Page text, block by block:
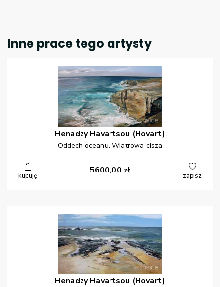
Inne prace tego artysty
Henadzy Havartsou (Hovart)
Oddech oceanu. Wiatrowa cisza
kupuję
5600,00 zł
zapisz
Henadzy Havartsou (Hovart)